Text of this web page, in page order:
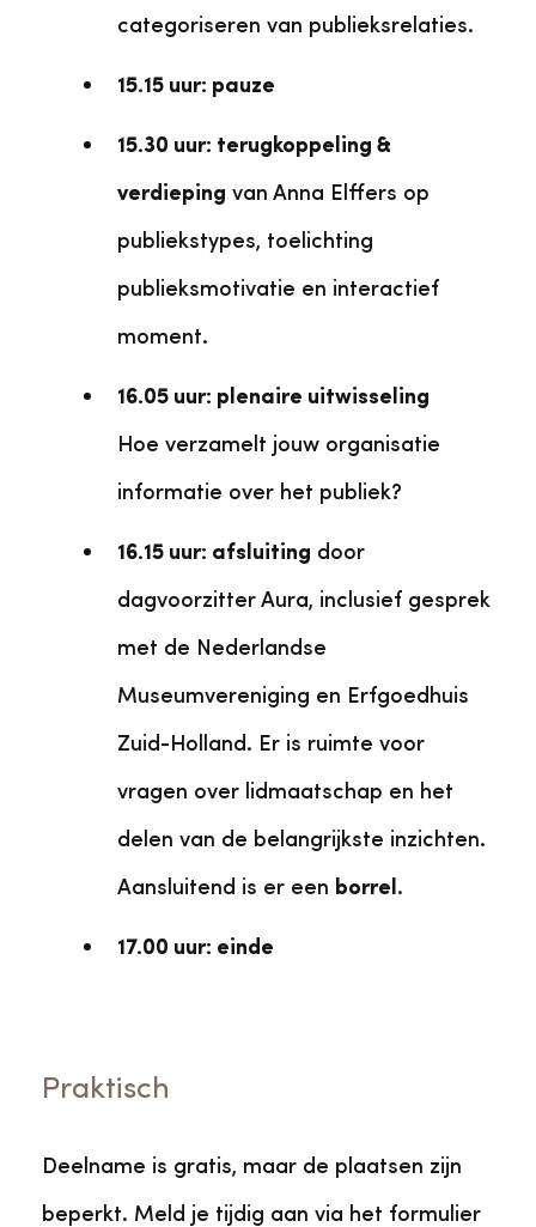
categoriseren van publieksrelaties.
15.15 uur: pauze
15.30 uur: terugkoppeling &
verdieping van Anna Elffers op
publiekstypes, toelichting
publieksmotivatie en interactief
moment.
16.05 uur: plenaire uitwisseling
Hoe verzamelt jouw organisatie
informatie over het publiek?
16.15 uur: afsluiting door
dagvoorzitter Aura, inclusief gesprek
met de Nederlandse
Museumvereniging en Erfgoedhuis
Zuid-Holland. Er is ruimte voor
vragen over lidmaatschap en het
delen van de belangrijkste inzichten.
Aansluitend is er een borrel .
17.00 uur: einde
Praktisch
Deelname is gratis, maar de plaatsen zijn
beperkt. Meld je tijdig aan via het formulier